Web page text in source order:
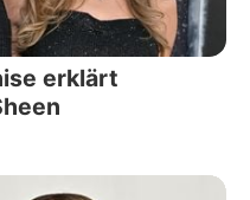
erklärt